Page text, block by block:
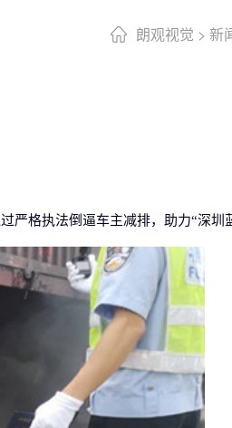
朗观视觉 > 新
格执法倒逼车主减排，助力“深圳